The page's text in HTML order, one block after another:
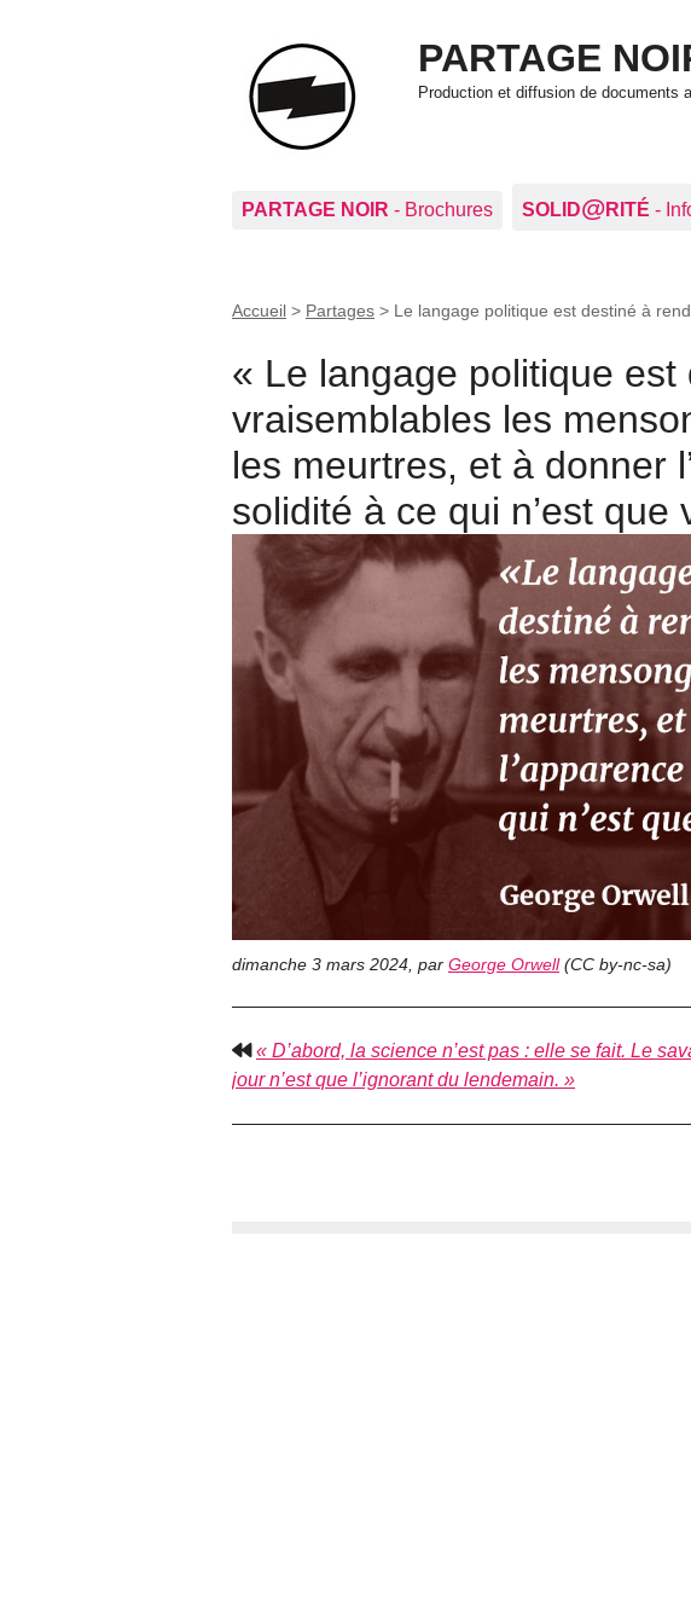
PARTAGE
Production et diffusion de documents
PARTAGE NOIR - Brochures SOLID@RITÉ -
Accueil > Partages > Le langage politique est destiné à
Le langage politique
vraisemblables les
les meurtres, et à donner
solidité à ce qui n’est que
dimanche 3 mars 2024 par George Orwell (CC by-nc-sa)
« D’abord, la science n’est pas : elle se fait. Le
jour n’est que l’ignorant du lendemain. »